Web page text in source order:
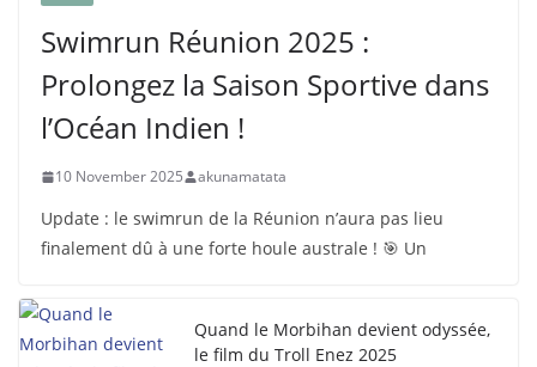
Swimrun Réunion 2025 :
Prolongez la Saison Sportive dans
l’Océan Indien !
10 November 2025 akunamatata
Update : le swimrun de la Réunion n’aura pas lieu
finalement dû à une forte houle australe ! 🎯 Un
Quand le Morbihan devient odyssée,
le film du Troll Enez 2025